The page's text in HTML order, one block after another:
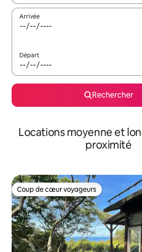
Arrivée
Départ
Rechercher
Locations moyenne et
proximité
Coup de cœur voyageurs
Coup de cœur voyageurs